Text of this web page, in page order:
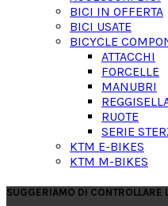
BICI IN OFFERTA
BICI USATE
BICYCLE
ATTACCHI
FORCELLE
MANUBRI
RUOTE
SERIE
KTM E-BIKES
KTM M-BIKES
SUGGERIAMO DI CONTROLLARE